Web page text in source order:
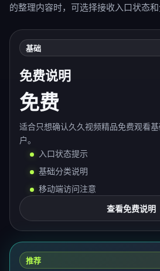
的整理内容时，可选择接收入口状态和
基础
免费说明
免费
适合只想确认久久视频精品免费观看
户。
入口状态提示
基础分类说明
移动端访问注意
查看免费说明
推荐